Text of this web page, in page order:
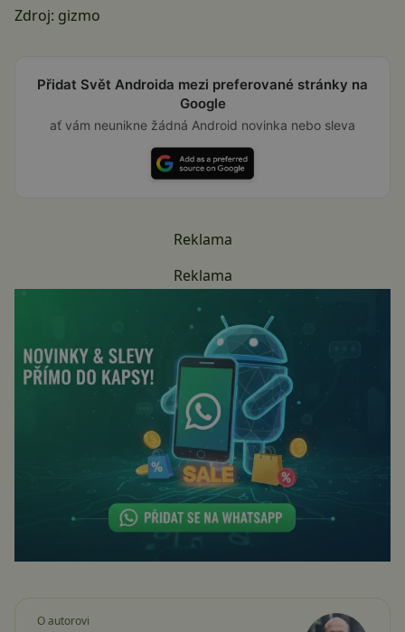
Zdroj: gizmo
Přidat Svět Androida mezi preferované stránky na
Google
ať vám neunikne žádná Android novinka nebo sleva
Reklama
Reklama
O autorovi